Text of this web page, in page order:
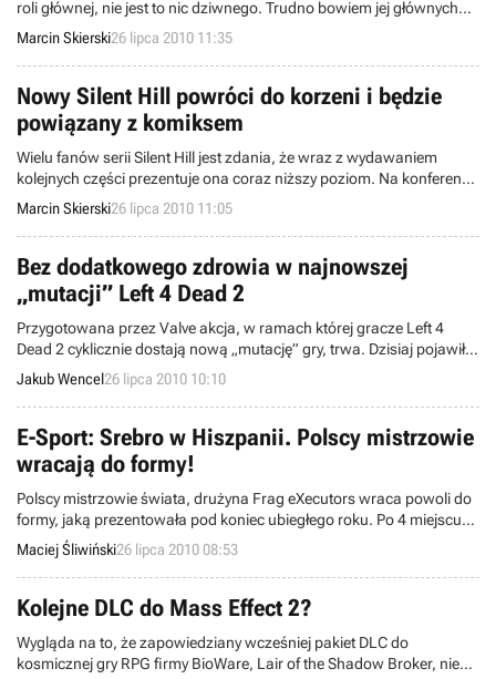
roli głównej, nie jest to nic dziwnego. Trudno bowiem jej głównych
bohaterów zaliczyć do najbardziej rozpoznawalnych superherosów
ratujących świat. Tym bardziej dziwi najnowsza zapowiedź Warner
Bros. Interactive Entertainment, że rozpoczęto prace nad grą opartą
na tym uniwersum.
Marcin Skierski26 lipca 2010 11:35
Nowy Silent Hill powróci do korzeni i będzie
powiązany z komiksem
Wielu fanów serii Silent Hill jest zdania, że wraz z wydawaniem
kolejnych części prezentuje ona coraz niższy poziom. Na konferencji
Konami podczas targów E3 zaprezentowano najnowszą odsłonę, o
której wciąż wiemy stosunkowo niewiele. Tymczasem jednak
obiecujące słowa padły z ust jednego z autorów, który twierdzi, że
gra powróci do korzeni.
Marcin Skierski26 lipca 2010 11:05
Bez dodatkowego zdrowia w najnowszej
„mutacji” Left 4 Dead 2
Przygotowana przez Valve akcja, w ramach której gracze Left 4
Dead 2 cyklicznie dostają nową „mutację” gry, trwa. Dzisiaj pojawiła
się czternasta już z kolei taka modyfikacja, zmieniająca nieco –
tradycyjnie już – zasady rozgrywki.
Jakub Wencel26 lipca 2010 10:10
E-Sport: Srebro w Hiszpanii. Polscy mistrzowie
wracają do formy!
Polscy mistrzowie świata, drużyna Frag eXecutors wraca powoli do
formy, jaką prezentowała pod koniec ubiegłego roku. Po 4 miejscu
na ESWC, w ubiegły weekend gracze Fx pierwszy raz w tym sezonie
stanęli na podium międzynarodowego turnieju. W słonecznej
Hiszpanii zajęli drugie miejsce w turnieju w Counter Strike'a podczas
GameGune 2010.
Maciej Śliwiński26 lipca 2010 08:53
Kolejne DLC do Mass Effect 2?
Wygląda na to, że zapowiedziany wcześniej pakiet DLC do
kosmicznej gry RPG firmy BioWare, Lair of the Shadow Broker, nie